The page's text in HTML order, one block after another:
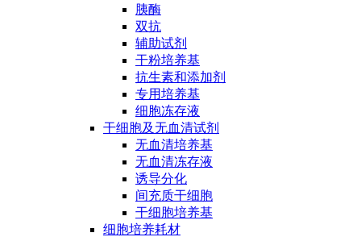
胰酶
双抗
辅助试剂
干粉培养基
抗生素和添加剂
专用培养基
细胞冻存液
干细胞及无血清试剂
无血清培养基
无血清冻存液
诱导分化
间充质干细胞
干细胞培养基
细胞培养耗材